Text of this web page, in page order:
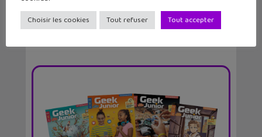
Choisir les cookies Tout refuser Tout accepter